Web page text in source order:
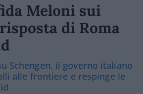
Meloni sui
di Roma
Schengen, il governo italiano
alle frontiere e respinge le